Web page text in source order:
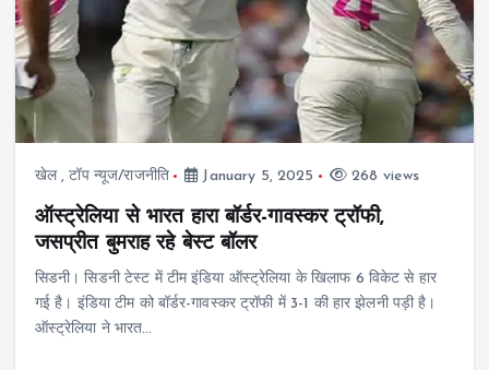
खेल,टॉप न्यूज/राजनीति January 5, 2025 268 views
ऑस्ट्रेलिया से भारत हारा बॉर्डर-गावस्कर ट्रॉफी,
जसप्रीत बुमराह रहे बेस्ट बॉलर
सिडनी। सिडनी टेस्ट में टीम इंडिया ऑस्ट्रेलिया के खिलाफ 6 विकेट से हार
गई है। इंडिया टीम को बॉर्डर-गावस्कर ट्रॉफी में 3-1 की हार झेलनी पड़ी है।
ऑस्ट्रेलिया ने भारत…